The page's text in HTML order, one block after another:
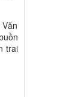
trai